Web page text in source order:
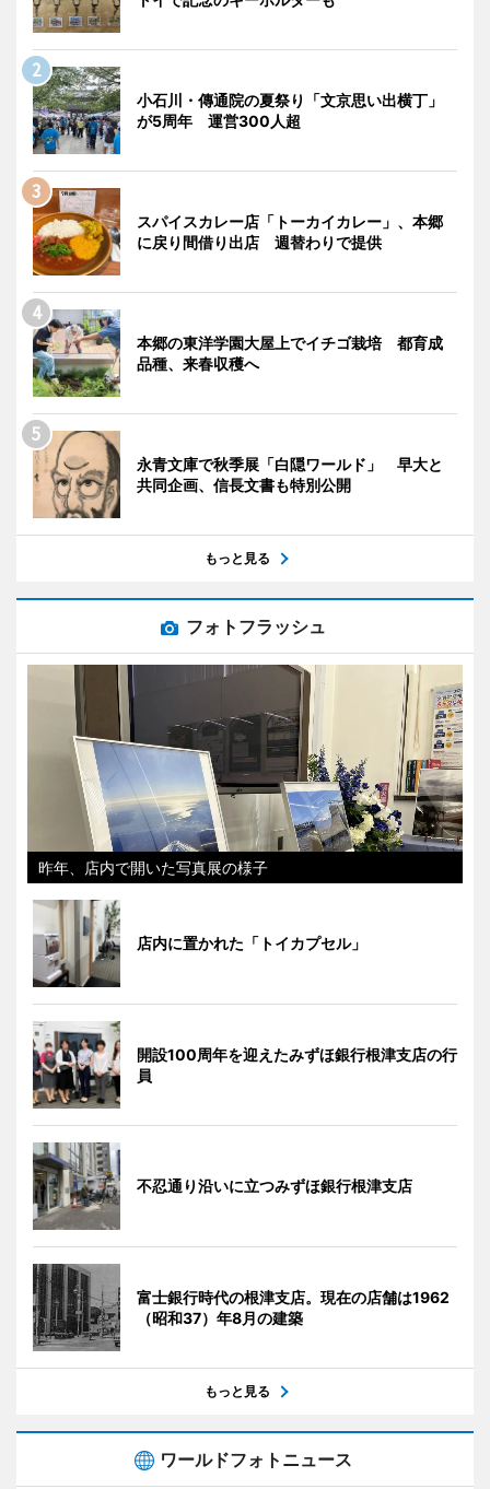
小石川・傳通院の夏祭り「文京思い出横丁」
が5周年 運営300人超
スパイスカレー店「トーカイカレー」、本郷
に戻り間借り出店 週替わりで提供
本郷の東洋学園大屋上でイチゴ栽培 都育成
品種、来春収穫へ
永青文庫で秋季展「白隠ワールド」 早大と
共同企画、信長文書も特別公開
もっと見る
フォトフラッシュ
昨年、店内で開いた写真展の様子
店内に置かれた「トイカプセル」
開設100周年を迎えたみずほ銀行根津支店の行
員
不忍通り沿いに立つみずほ銀行根津支店
富士銀行時代の根津支店。現在の店舗は1962
（昭和37）年8月の建築
もっと見る
ワールドフォトニュース